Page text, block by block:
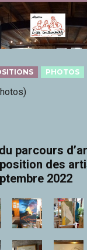
PHOTOS
parcours
des
2022